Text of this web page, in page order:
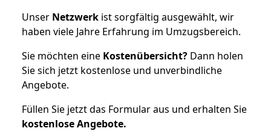
Unser Netzwerk ist sorgfältig ausgewählt, wir
haben viele Jahre Erfahrung im Umzugsbereich.
Sie möchten eine Kostenübersicht? Dann holen
Sie sich jetzt kostenlose und unverbindliche
Angebote.
Füllen Sie jetzt das Formular aus und erhalten Sie
kostenloseAngebote.